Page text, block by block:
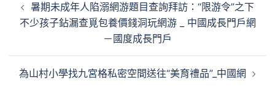
章
導
暑期未成年人陷溺網游題目查詢拜訪：“限游令”之下
不少孩子鉆漏查覓包養價錢洞玩網游 _ 中國成長門戶網
－國度成長門戶
為山村小學找九宮格私密空間送往“美育禮品”_中國網